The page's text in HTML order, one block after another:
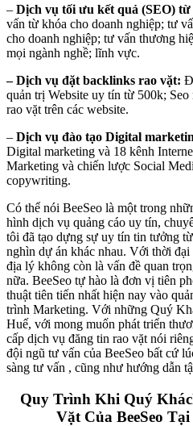
– Dịch vụ tối ưu kết quả (SEO) từ
vấn từ khóa cho doanh nghiệp; tư
cho doanh nghiệp; tư vấn thương
mọi ngành nghề; lĩnh vực.
– Dịch vụ đặt backlinks rao vặt:
quản trị Website uy tín từ 500k;
rao vặt trên các website.
– Dịch vụ đào tạo Digital
Digital marketing và 18 kênh
Marketing và chiến lược Social
copywriting.
Có thể nói BeeSeo là một trong
hình dịch vụ quảng cáo uy tín,
tôi đã tạo dựng sự uy tín tin tưởng
nghìn dự án khác nhau. Với thời
địa lý không còn là vấn đề quan
nữa. BeeSeo tự hào là đơn vị tiên
thuật tiên tiến nhất hiện nay vào
trình Marketing. Với những Quý
Huế, với mong muốn phát triển
cấp dịch vụ đăng tin rao vặt nói
đội ngũ tư vấn của BeeSeo bất cứ
sàng tư vấn , cũng như hướng dẫn
Quy Trình Khi Quý
Vặt Của BeeSeo